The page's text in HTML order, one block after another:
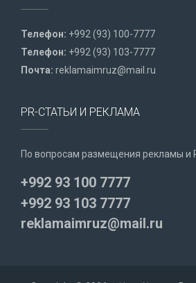
Телефон: +992 (93) 100-7777
Телефон: +992 (93) 103-7777
Почта: reklamaimruz@mail.ru
PR-СТАТЬИ И РЕКЛАМА
По вопросам размещения рекламы и
+992 93 100 7777
+992 93 103 7777
reklamaimruz@mail.ru